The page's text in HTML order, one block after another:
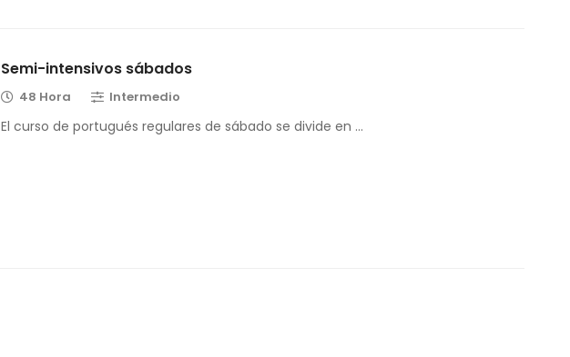
Semi-intensivos sábados
48 Hora Intermedio
El curso de portugués regulares de sábado se divide en …